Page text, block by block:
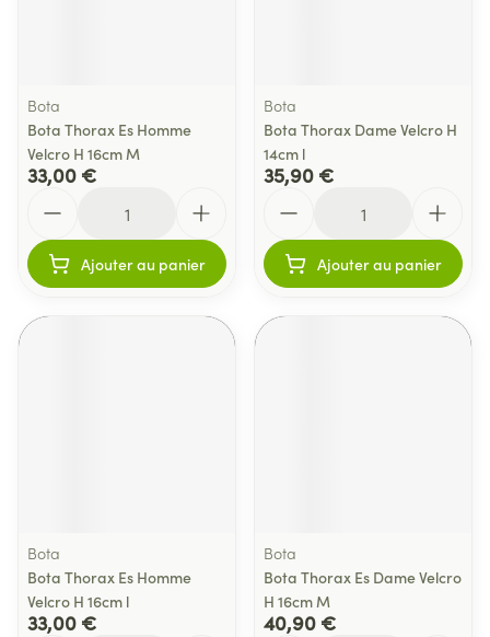
Bota
Bota Thorax Es Homme
Velcro H 16cm M
33,00 €
Ajouter au panier
Bota
Bota Thorax Dame Velcro H
14cm l
35,90 €
Ajouter au panier
Bota
Bota Thorax Es Homme
Velcro H 16cm l
33,00 €
Bota
Bota Thorax Es Dame Velcro
H 16cm M
40,90 €